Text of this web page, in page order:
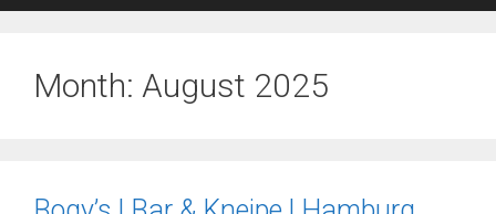
Month: August 2025